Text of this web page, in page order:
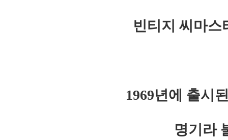
빈티지 씨마스
1969년에 출시
명기라